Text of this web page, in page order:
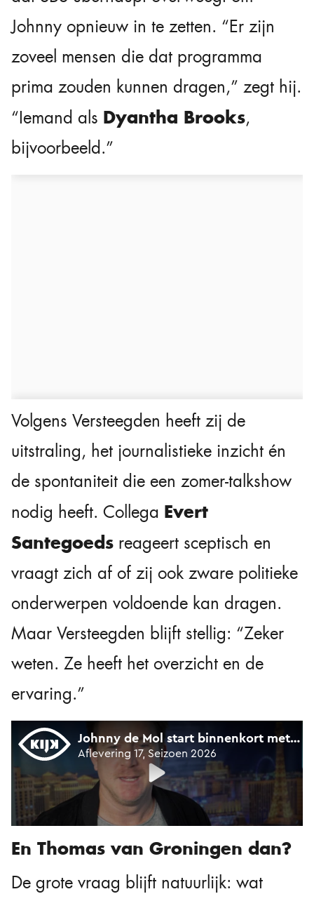
Johnny opnieuw in te zetten. “Er zijn
zoveel mensen die dat programma
prima zouden kunnen dragen,” zegt hij.
“Iemand als Dyantha Brooks,
bijvoorbeeld.”
Volgens Versteegden heeft zij de
uitstraling, het journalistieke inzicht én
de spontaniteit die een zomer-talkshow
nodig heeft. Collega Evert
Santegoeds reageert sceptisch en
vraagt zich af of zij ook zware politieke
onderwerpen voldoende kan dragen.
Maar Versteegden blijft stellig: “Zeker
weten. Ze heeft het overzicht en de
ervaring.”
En Thomas van Groningen dan?
De grote vraag blijft natuurlijk: wat